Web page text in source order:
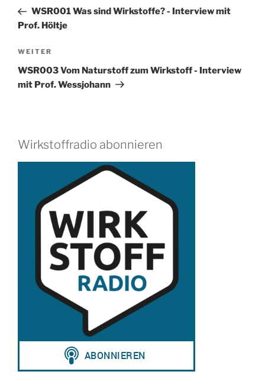
Beitrag
WSR001 Was sind Wirkstoffe? - Interview mit
Prof. Höltje
Nächster
Beitrag
WEITER
WSR003 Vom Naturstoff zum Wirkstoff - Interview
mit Prof. Wessjohann
Wirkstoffradio abonnieren